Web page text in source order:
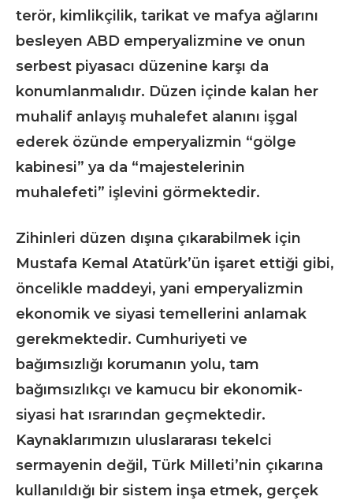
terör, kimlikçilik, tarikat ve mafya ağlarını
besleyen ABD emperyalizmine ve onun
serbest piyasacı düzenine karşı da
konumlanmalıdır. Düzen içinde kalan her
muhalif anlayış muhalefet alanını işgal
ederek özünde emperyalizmin “gölge
kabinesi” ya da “majestelerinin
muhalefeti” işlevini görmektedir.
Zihinleri düzen dışına çıkarabilmek için
Mustafa Kemal Atatürk’ün işaret ettiği gibi,
öncelikle maddeyi, yani emperyalizmin
ekonomik ve siyasi temellerini anlamak
gerekmektedir. Cumhuriyeti ve
bağımsızlığı korumanın yolu, tam
bağımsızlıkçı ve kamucu bir ekonomik-
siyasi hat ısrarından geçmektedir.
Kaynaklarımızın uluslararası tekelci
sermayenin değil, Türk Milleti’nin çıkarına
kullanıldığı bir sistem inşa etmek, gerçek